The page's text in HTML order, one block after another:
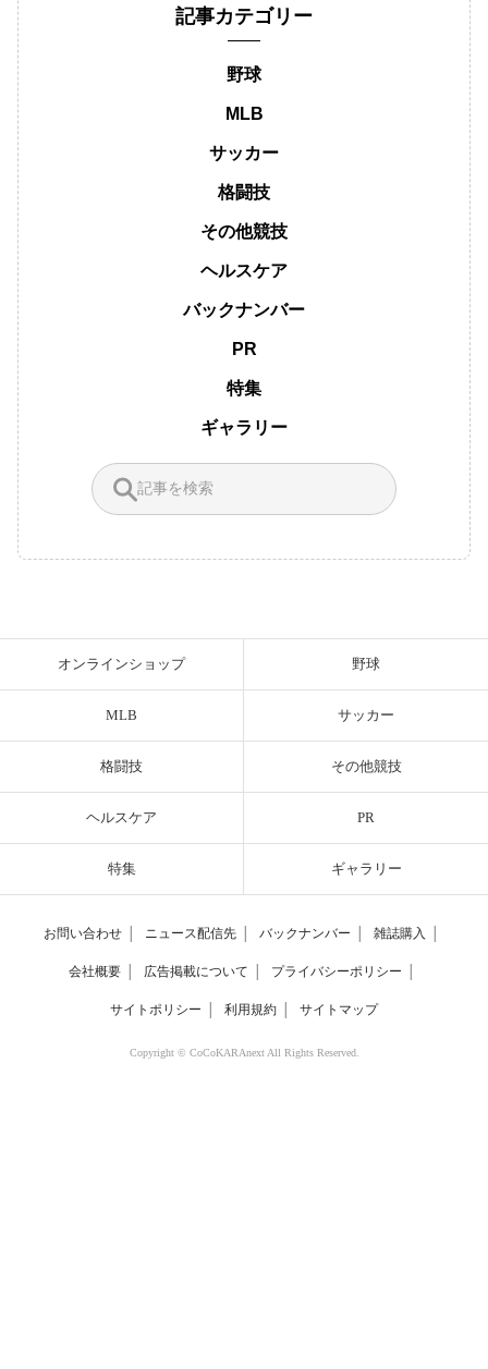
記事カテゴリー
野球
MLB
サッカー
格闘技
その他競技
ヘルスケア
バックナンバー
PR
特集
ギャラリー
オンラインショップ 野球
MLB サッカー
格闘技 その他競技
ヘルスケア PR
特集 ギャラリー
お問い合わせ ニュース配信先 バックナンバー 雑誌購入
会社概要 広告掲載について プライバシーポリシー
サイトポリシー 利用規約 サイトマップ
Copyright © CoCoKARAnext All Rights Reserved.